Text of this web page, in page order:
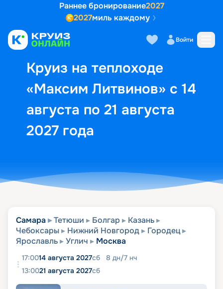
Раннее бронирование2027
2027миль каждому
Войти
Круиз на теплоходе
«Максим Литвинов» с 14
августа по 21 августа
2027 года
Выбор кают Маршрут и
Самара Тетюши Болгар
Казань
Чебоксары
Нижний Новгород
Городец
Ярославль
Углич Москва
17:0014 августа 2027сб 8 дн/7 нч
13:0021 августа 2027сб